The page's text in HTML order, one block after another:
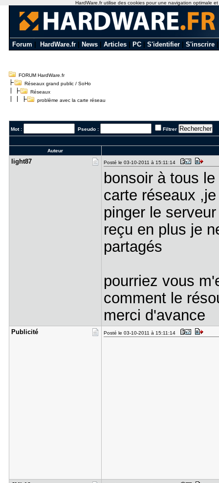
Forum HardWare.fr News Articles PC S'identifier S'inscrire
FORUM HardWare.fr
Réseaux grand public / SoHo
Réseaux
problème avec la carte réseau
Mot : Pseudo : Filtrer
Auteur
light87 Posté le 03-10-2011 à 15:11:14
bonsoir à tous
carte réseaux
pinger le
reçu en plus je
partagés
pourriez vous
comment le
merci d'avance
Publicité Posté le 03-10-2011 à 15:11:14
HardWare.fr utilise des cookies pour une navigation optimale